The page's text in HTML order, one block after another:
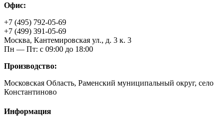
Офис:
+7 (495) 792-05-69
+7 (499) 391-05-69
Москва, Кантемировская ул., д. 3 к. 3
Пн — Пт: с 09:00 до 18:00
Производство:
Московская Область, Раменский муниципальный округ, село
Константиново
Информация